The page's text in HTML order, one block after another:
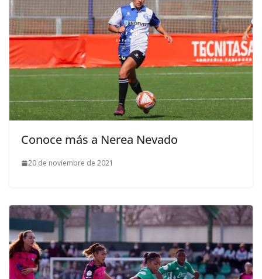
Conoce más a Nerea Nevado
20 de noviembre de 2021